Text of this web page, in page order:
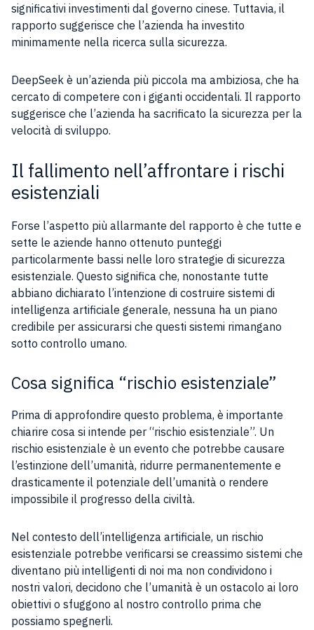
significativi investimenti dal governo cinese. Tuttavia, il
rapporto suggerisce che l’azienda ha investito
minimamente nella ricerca sulla sicurezza.
DeepSeek è un’azienda più piccola ma ambiziosa, che ha
cercato di competere con i giganti occidentali. Il rapporto
suggerisce che l’azienda ha sacrificato la sicurezza per la
velocità di sviluppo.
Il fallimento nell’affrontare i rischi
esistenziali
Forse l’aspetto più allarmante del rapporto è che tutte e
sette le aziende hanno ottenuto punteggi
particolarmente bassi nelle loro strategie di sicurezza
esistenziale. Questo significa che, nonostante tutte
abbiano dichiarato l’intenzione di costruire sistemi di
intelligenza artificiale generale, nessuna ha un piano
credibile per assicurarsi che questi sistemi rimangano
sotto controllo umano.
Cosa significa “rischio esistenziale”
Prima di approfondire questo problema, è importante
chiarire cosa si intende per “rischio esistenziale”. Un
rischio esistenziale è un evento che potrebbe causare
l’estinzione dell’umanità, ridurre permanentemente e
drasticamente il potenziale dell’umanità o rendere
impossibile il progresso della civiltà.
Nel contesto dell’intelligenza artificiale, un rischio
esistenziale potrebbe verificarsi se creassimo sistemi che
diventano più intelligenti di noi ma non condividono i
nostri valori, decidono che l’umanità è un ostacolo ai loro
obiettivi o sfuggono al nostro controllo prima che
possiamo spegnerli.